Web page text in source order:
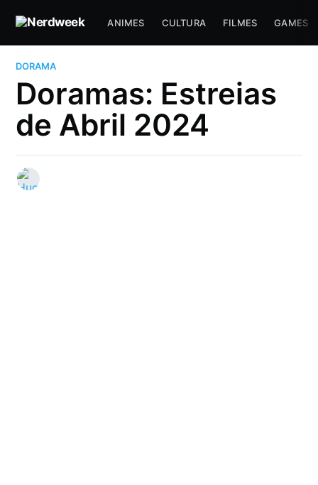
ANIMES CULTURA FILMES GAMES
DORAMA
Doramas: Estreias
de Abril 2024